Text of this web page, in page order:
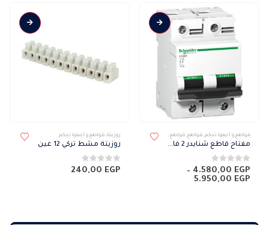
قواطع و أجهزة تحكم, قواطع, قواطع SCHNEIDER
مفتاح قاطع شنايدر 2 فاز 10 كيلو C120N
0من 5 4.580,00 EGP
–
5.950,00 EGP
نطاق
روزيتة, قواطع و أجهزة تحكم
روزيتة مشط تركي 12 عين
0من 5 240,00 EGP